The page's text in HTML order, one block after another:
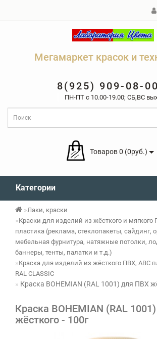
Мегамаркет красок и
8(925) 909-08-00
ПН-ПТ c 10.00-19.00; СБ,ВС
Товаров 0 (0руб.)
Категории
Лаки, краски
Краски для изделий из жёсткого и мягкого
пластика (реклама, стеклопакеты, сайдинг,
мебельная фурнитура, натяжные потолки,
баннеры, тенты, палатки и т.д.)
Краска для изделий из жёсткого ПВХ, ABC
RAL CLASSIC
Краска BOHEMIAN (RAL 1001) для ПВХ
Краска BOHEMIAN (RAL
жёсткого - 100г